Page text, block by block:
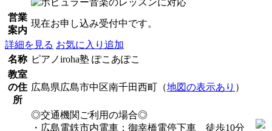
営業
案内
現在お申し込み受付中です。
詳細を見る お気に入り追加
名称 ピアノiroha塾 ぽこあぽこ
教室
の住
所
広島県広島市中区南千田西町（地図の表示あり ）
◎交通機関ご利用の場合◎
・広島電鉄市内電車：御幸橋電停下車 徒歩10分